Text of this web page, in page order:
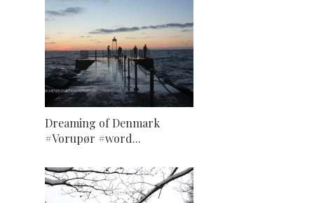
Dreaming of Denmark
#Vorupør #word...